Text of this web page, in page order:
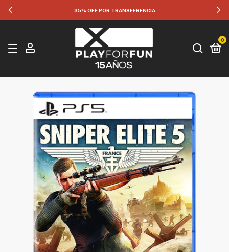
35% OFF POR TRANSFERENCIA
0